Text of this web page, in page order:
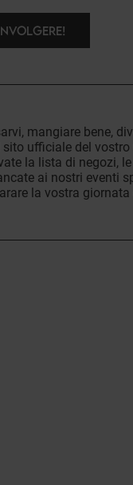
mangiare bene,
ufficiale del vostro
la lista di negozi,
ai nostri eventi
la vostra